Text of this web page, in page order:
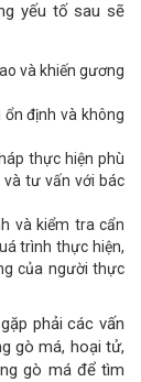
yếu tố sau sẽ
và khiến gương
định và không
thực hiện phù
và tư vấn với bác
và kiểm tra cẩn
trình thực hiện,
của người thực
phải các vấn
gò má, hoại tử,
gò má để tìm